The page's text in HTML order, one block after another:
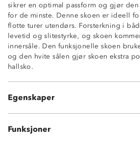
sikrer en optimal passform og gjør
for de minste. Denne skoen er ideell
flotte turer utendørs. Forsterkning i
levetid og slitestyrke, og skoen
innersåle. Den funksjonelle skoen
og den hvite sålen gjør skoen ekstra
hallsko.
Egenskaper
Lett
Luftig
Uttakbar innersåle
Funksjoner